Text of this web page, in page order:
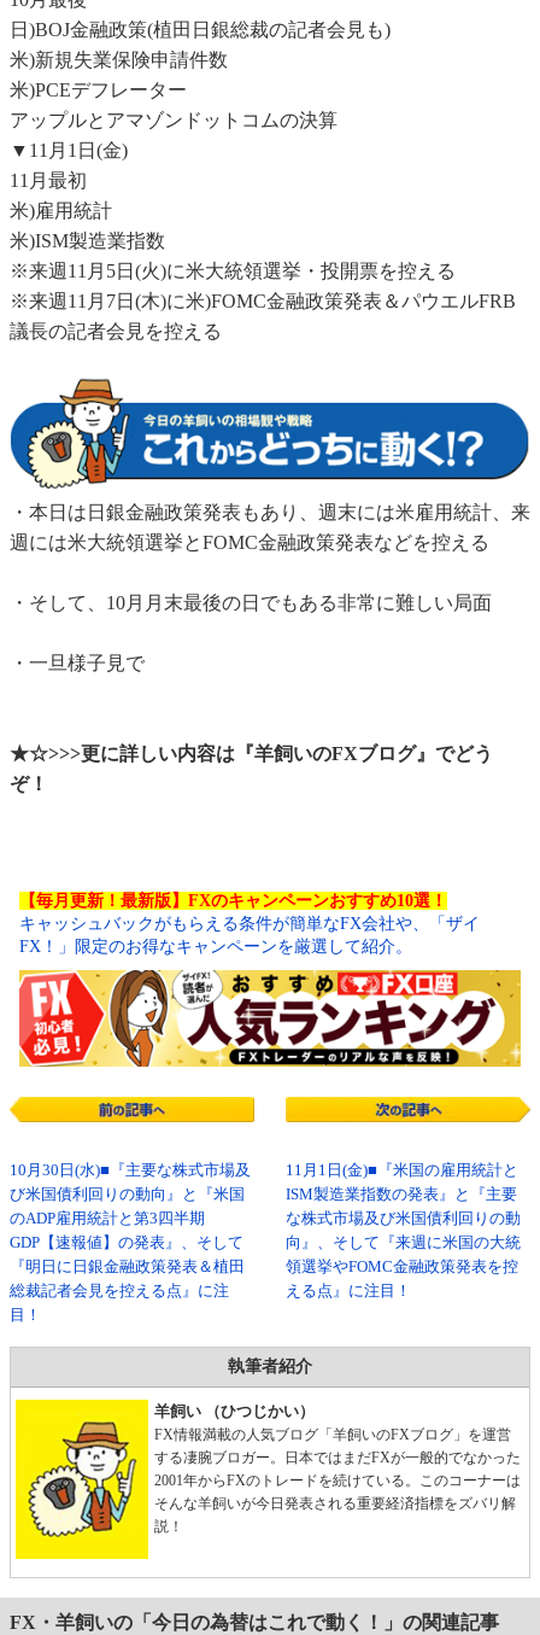
日)BOJ金融政策(植田日銀総裁の記者会見も)
米)新規失業保険申請件数
米)PCEデフレーター
アップルとアマゾンドットコムの決算
▼11月1日(金)
11月最初
米)雇用統計
米)ISM製造業指数
※来週11月5日(火)に米大統領選挙・投開票を控える
※来週11月7日(木)に米)FOMC金融政策発表＆パウエルFRB
議長の記者会見を控える
・本日は日銀金融政策発表もあり、週末には米雇用統計、来
週には米大統領選挙とFOMC金融政策発表などを控える
・そして、10月月末最後の日でもある非常に難しい局面
・一旦様子見で
★☆>>>更に詳しい内容は『羊飼いのFXブログ』でどう
ぞ！
【毎月更新！最新版】FXのキャンペーンおすすめ10選！
キャッシュバックがもらえる条件が簡単なFX会社や、「ザイ
FX！」限定のお得なキャンペーンを厳選して紹介。
10月30日(水)■『主要な株式市場及
び米国債利回りの動向』と『米国
のADP雇用統計と第3四半期
GDP【速報値】の発表』、そして
『明日に日銀金融政策発表＆植田
総裁記者会見を控える点』に注
目！
11月1日(金)■『米国の雇用統計と
ISM製造業指数の発表』と『主要
な株式市場及び米国債利回りの動
向』、そして『来週に米国の大統
領選挙やFOMC金融政策発表を控
える点』に注目！
執筆者紹介
羊飼い （ひつじかい）
FX情報満載の人気ブログ「羊飼いのFXブログ」を運営
する凄腕ブロガー。日本ではまだFXが一般的でなかった
2001年からFXのトレードを続けている。このコーナーは
そんな羊飼いが今日発表される重要経済指標をズバリ解
説！
FX・羊飼いの「今日の為替はこれで動く！」の関連記事